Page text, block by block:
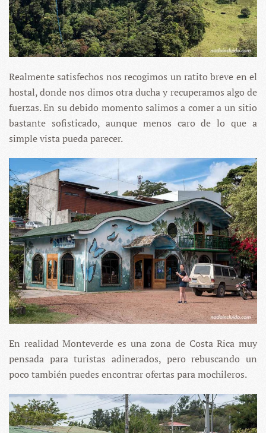
Realmente satisfechos nos recogimos un ratito breve en el
hostal, donde nos dimos otra ducha y recuperamos algo de
fuerzas. En su debido momento salimos a comer a un sitio
bastante sofisticado, aunque menos caro de lo que a
simple vista pueda parecer.
En realidad Monteverde es una zona de Costa Rica muy
pensada para turistas adinerados, pero rebuscando un
poco también puedes encontrar ofertas para mochileros.